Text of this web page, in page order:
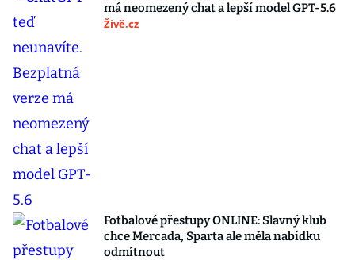
má neomezený chat a lepší model GPT-5.6
Živě.cz
Fotbalové přestupy ONLINE: Slavný klub
chce Mercada, Sparta ale měla nabídku
odmítnout